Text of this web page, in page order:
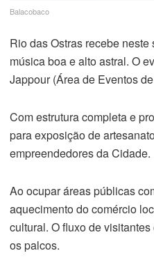
Balacobaco
Rio das Ostras recebe
música boa e alto astral. O
Jappour (Área de Eventos
Com estrutura completa e
para exposição de
empreendedores da Cidade.
Ao ocupar áreas públicas
aquecimento do comércio
cultural. O fluxo de
os palcos.